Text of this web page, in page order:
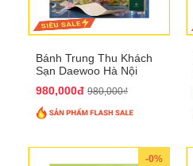
Bánh Trung Thu Khách
Sạn Daewoo Hà Nội
QTTT30
980,000đ 980,000₫
-0%